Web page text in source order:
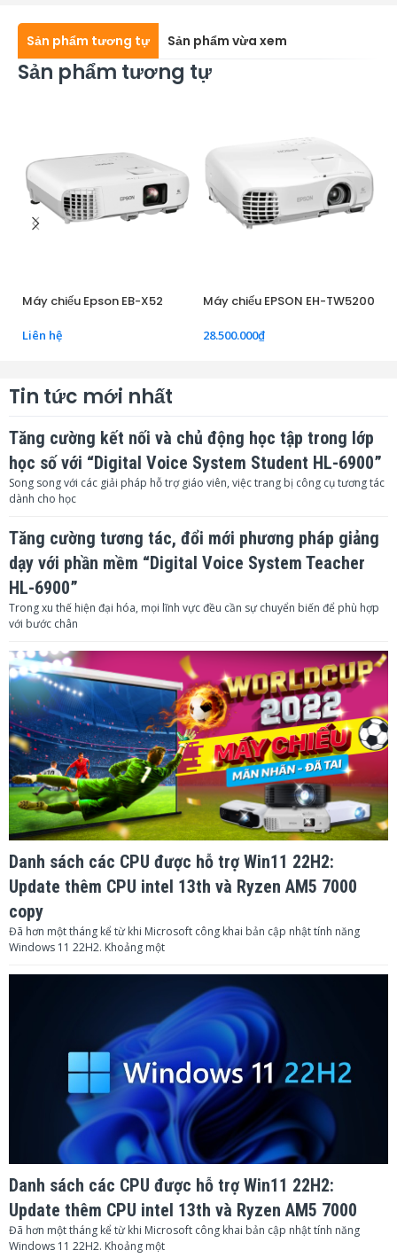
Sản phẩm tương tự Sản phẩm vừa xem
Sản phẩm tương tự
Máy chiếu Epson EB-X52
Liên hệ
Máy chiếu EPSON EH-TW5200
28.500.000₫
Tin tức mới nhất
Tăng cường kết nối và chủ động học tập trong lớp
học số với “Digital Voice System Student HL-6900”
Song song với các giải pháp hỗ trợ giáo viên, việc trang bị công cụ tương tác
dành cho học
Tăng cường tương tác, đổi mới phương pháp giảng
dạy với phần mềm “Digital Voice System Teacher
HL-6900”
Trong xu thế hiện đại hóa, mọi lĩnh vực đều cần sự chuyển biến để phù hợp
với bước chân
Danh sách các CPU được hỗ trợ Win11 22H2:
Update thêm CPU intel 13th và Ryzen AM5 7000
copy
Đã hơn một tháng kể từ khi Microsoft công khai bản cập nhật tính năng
Windows 11 22H2. Khoảng một
Danh sách các CPU được hỗ trợ Win11 22H2:
Update thêm CPU intel 13th và Ryzen AM5 7000
Đã hơn một tháng kể từ khi Microsoft công khai bản cập nhật tính năng
Windows 11 22H2. Khoảng một